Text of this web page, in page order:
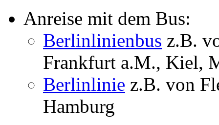
Anreise mit dem Bus:
Berlinlinienbus z.B.
Frankfurt a.M., Kiel,
Berlinlinie z.B. von
Hamburg